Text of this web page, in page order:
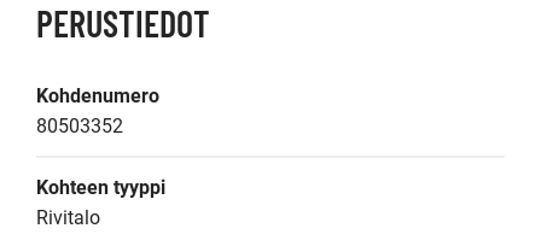
PERUSTIEDOT
Kohdenumero
80503352
Kohteen tyyppi
Rivitalo